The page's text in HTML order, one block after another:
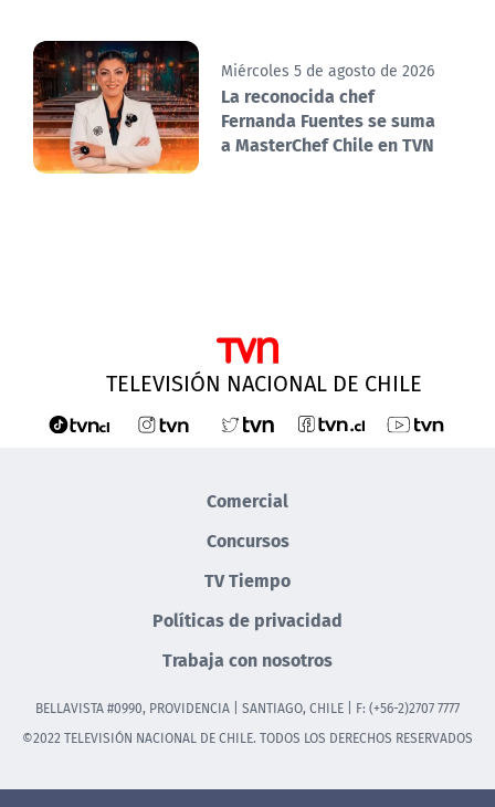
Miércoles 5 de agosto de 2026
La reconocida chef
Fernanda Fuentes se suma
a MasterChef Chile en TVN
TELEVISIÓN NACIONAL DE CHILE
Comercial
Concursos
TV Tiempo
Políticas de privacidad
Trabaja con nosotros
BELLAVISTA #0990, PROVIDENCIA | SANTIAGO, CHILE | F: (+56-2)2707 7777
©2022 TELEVISIÓN NACIONAL DE CHILE. TODOS LOS DERECHOS RESERVADOS